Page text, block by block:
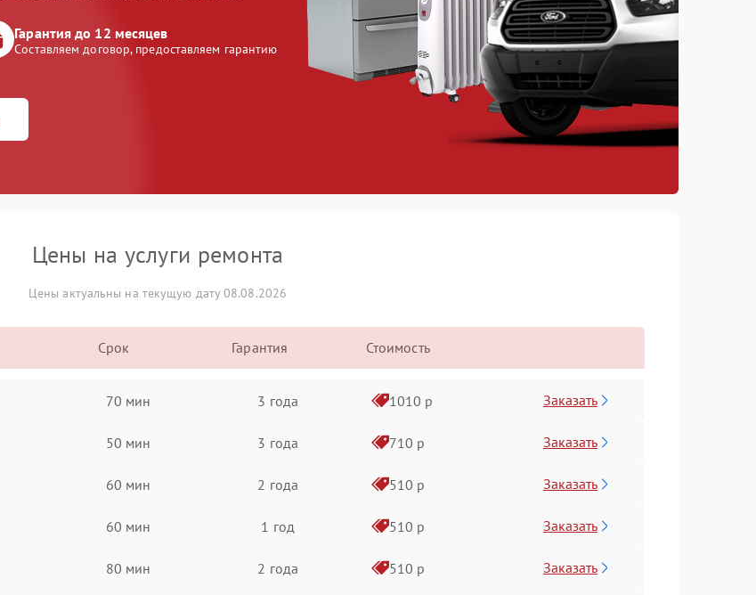
Гарантия до 12 месяцев
Составляем договор, предоставляем гарантию
Цены на услуги ремонта
Цены актуальны на текущую дату 08.08.2026
Срок Гарантия Стоимость
70 мин 3 года 1010 р Заказать
50 мин 3 года 710 р Заказать
60 мин 2 года 510 р Заказать
60 мин 1 год 510 р Заказать
80 мин 2 года 510 р Заказать